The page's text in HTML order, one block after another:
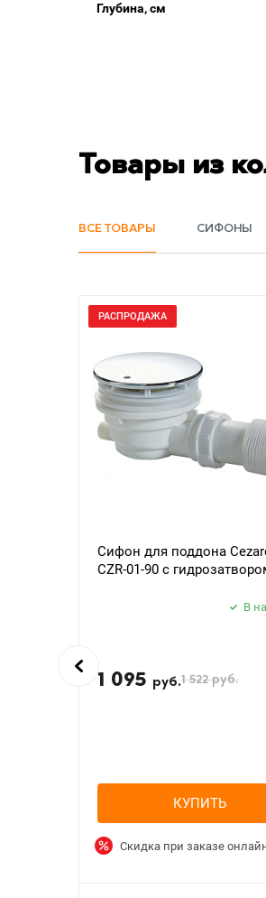
Глубина, см
Товары из
ВСЕ ТОВАРЫ СИФОНЫ
РАСПРОДАЖА
Сифон для поддона
CZR-01-90 с
В
1 095 руб.1 522руб.
КУПИТЬ
Скидка при заказе